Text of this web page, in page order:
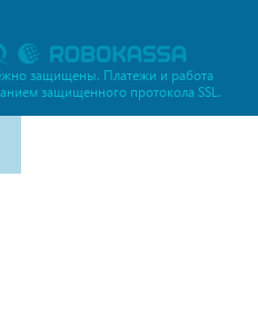
защищены. Платежи и работа
защищенного протокола SSL.